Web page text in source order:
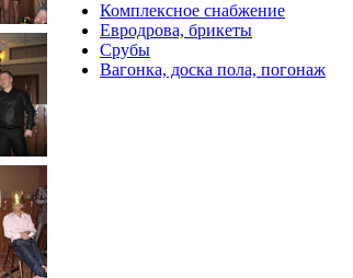
Комплексное снабжение
Евродрова, брикеты
Срубы
Вагонка, доска пола, погонаж